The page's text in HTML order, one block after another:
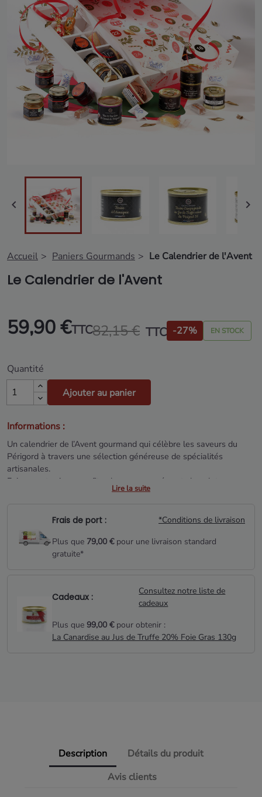
 
Accueil Paniers Gourmands Le Calendrier de l'Avent
Le Calendrier de l'Avent
59,90 €TTC82,15 € TTC -27% EN STOCK
Quantité
Ajouter au panier
Informations :
Un calendrier de l’Avent gourmand qui célèbre les saveurs du
Périgord à travers une sélection généreuse de spécialités
artisanales.
Foie gras, terrines, confits, douceurs sucrées et chocolats
composent un assortiment riche et festif, pensé pour
gourmandise.
Lire la suite
Frais de port :
*Conditions de livraison
Plus que 79,00 €pour une livraison standard
gratuite*
Cadeaux :
Consultez notre liste de
cadeaux
Plus que 99,00 €pour obtenir :
La Canardise au Jus de Truffe 20% Foie Gras 130g
Description
Détails du produit
Avis clients